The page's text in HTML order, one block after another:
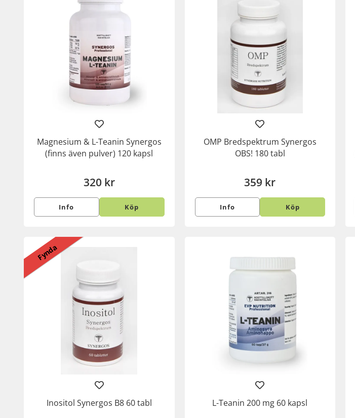
Magnesium & L-Teanin Synergos
(finns även pulver) 120 kapsl
320 kr
Info Köp
OMP Bredspektrum Synergos
OBS! 180 tabl
359 kr
Info Köp
Fynda
Inositol Synergos B8 60 tabl L-Teanin 200 mg 60 kapsl